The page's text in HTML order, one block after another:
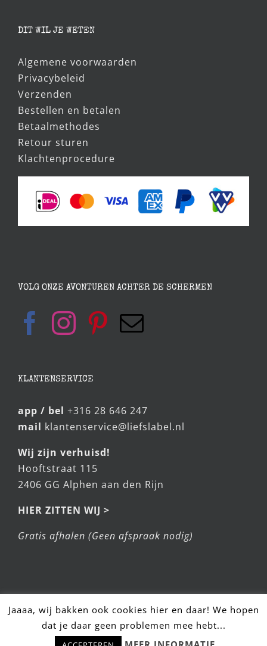
DIT WIL JE WETEN
Algemene voorwaarden
Privacybeleid
Verzenden
Bestellen en betalen
Betaalmethodes
Retour sturen
Klachtenprocedure
VOLG ONZE AVONTUREN ACHTER DE SCHERMEN
KLANTENSERVICE
app / bel +316 28 646 247
mail klantenservice@liefslabel.nl
Wij zijn verhuisd!
Hooftstraat 115
2406 GG Alphen aan den Rijn
HIER ZITTEN WIJ >
Gratis afhalen (Geen afspraak nodig)
© LiefsLabel 2025
Jaaaa, wij bakken ook cookies hier en daar! We hopen
dat je daar geen problemen mee hebt...
Hulp nodig? Stel snel je vraag!